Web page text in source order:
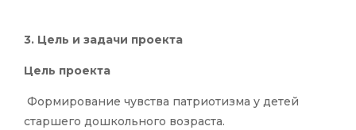
3. Цель и задачи проекта
Цель проекта
Формирование чувства патриотизма у детей
старшего дошкольного возраста.